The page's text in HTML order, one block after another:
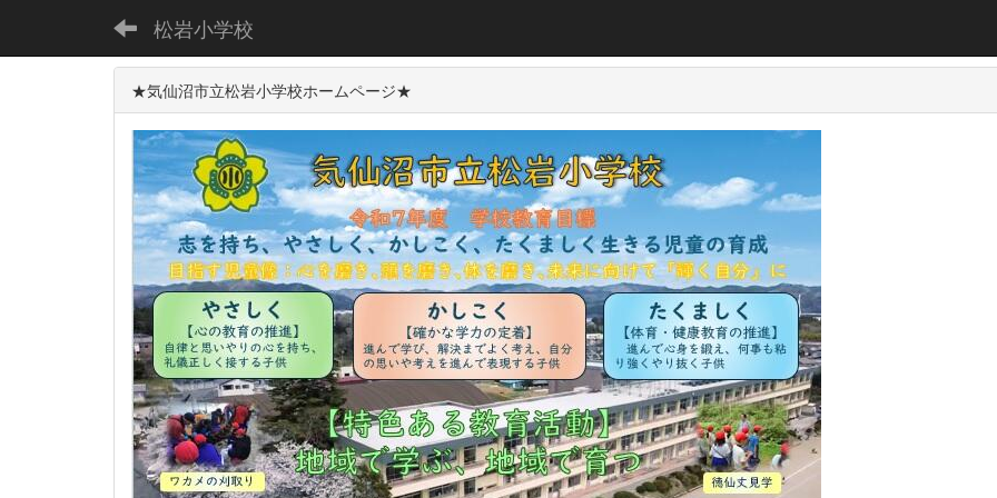
松岩小学校
★気仙沼市立松岩小学校ホームページ★